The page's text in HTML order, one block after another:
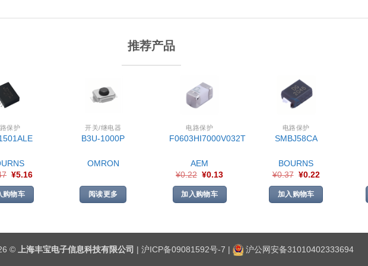
推荐产品
保护
¥5.16
购物车
开关/继电器
B3U-1000P
OMRON
阅读更多
电路保护
F0603HI7000V032T
AEM
¥0.22 ¥0.13
加入购物车
电路保护
SMBJ58CA
BOURNS
¥0.37 ¥0.22
加入购物车
© 上海丰宝电子信息科技有限公司 | 沪ICP备09081592号-7 | 沪公网安备31010402333694